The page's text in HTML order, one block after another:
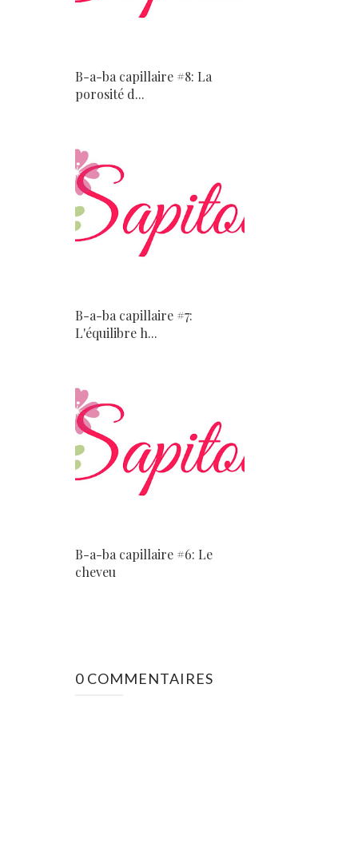
B-a-ba capillaire #8: La
porosité d...
B-a-ba capillaire #7:
L'équilibre h...
B-a-ba capillaire #6: Le
cheveu
0 COMMENTAIRES